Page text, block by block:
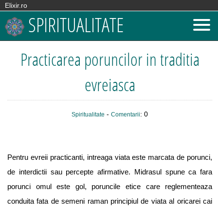
Elixir.ro
SPIRITUALITATE
Practicarea poruncilor in traditia
evreiasca
Spiritualitate -Comentarii: 0
Pentru evreii practicanti, intreaga viata este marcata de porunci,
de interdictii sau percepte afirmative. Midrasul spune ca fara
porunci omul este gol, poruncile etice care reglementeaza
conduita fata de semeni raman principiul de viata al oricarei cai